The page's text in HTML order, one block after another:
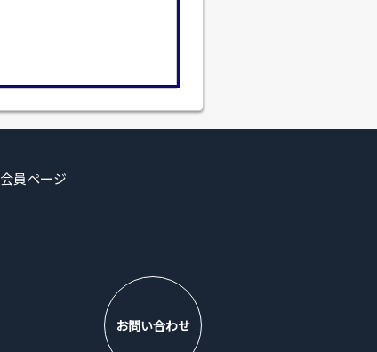
会員ページ
お問い合わせ